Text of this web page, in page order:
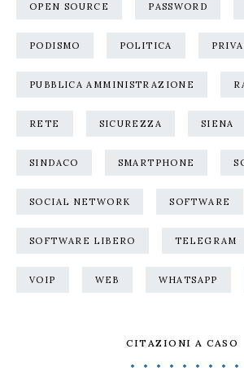
OPEN SOURCE PASSWORD
PODISMO POLITICA
PUBBLICA AMMINISTRAZIONE
RETE SICUREZZA SIENA
SINDACO SMARTPHONE
SOCIAL NETWORK SOFTWARE
SOFTWARE LIBERO TELEGRAM
VOIP WEB WHATSAPP
CITAZIONI A CASO